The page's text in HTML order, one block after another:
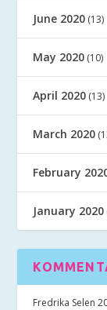
June 2020 (13)
May 2020 (10)
April 2020 (13)
March 2020
February
January 2020
Fredrika Selen